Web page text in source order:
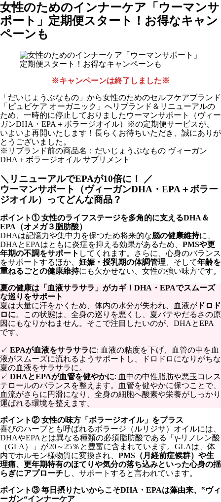
女性のためのインナーケア「ウーマンサ
ポート」定期便スタート！お得なキャン
ペーンも
※キャンペーンは終了しました※
「だいじょうぶなもの」から女性のためのセルフケアブランド
「ピュビケア オーガニック」へリブランド＆リニューアルの
ため、一時的に停止しておりましたウーマンサポート（ヴィー
ガンDHA・EPA＋ボラージオイル）※の定期便サービスが、
いよいよ再開いたします！長らくお待ちいただき、誠にありが
とうございました。
※リブランド前の商品名：だいじょうぶなもの ヴィーガン
DHA＋ボラージオイル サプリメント
＼リニューアルでEPAが10倍に！ ／
ウーマンサポート（ヴィーガンDHA・EPA＋ボラー
ジオイル）ってどんな商品？
ポイント① 女性のライフステージを多角的に支えるDHA＆
EPA（オメガ３脂肪酸）
DHAは記憶力や集中力を保つため将来的な脳の健康維持に、
DHAとEPAはともに炎症を抑える効果があるため、 PMSや更
年期の不調をサポート してくれます。さらに、心身のバランス
をサポートするほか、 妊娠・授乳期の体調管理 、そして年齢を
重ねるごとの健康維持にも欠かせない、女性の強い味方です。
夏の健康は「血液サラサラ」がカギ！DHA・EPAでスムーズ
な巡りをサポート
夏は大量に汗をかくため、体内の水分が失われ、血液が ドロド
ロに。この状態は、全身の巡りを悪くし、夏バテやだるさの原
因にもなりかねません。そこで注目したいのが、DHAとEPA
です。
✓ EPAが血液をサラサラに: 血液の粘度を下げ、血管の中を血
液がスムーズに流れるようサポートし、ドロドロになりがちな
夏の血液をサラサラに。
✓ DHAとEPAが血管を健やかに: 血中の中性脂肪や悪玉コレス
テロールのバランスを整えます。血管を健やかに保つことで、
血流がさらに円滑になり、全身の細胞へ酸素や栄養がしっかり
運ばれる環境を整えます。
ポイント② 女性の味方「ボラージオイル」をプラス
喜びのハーブとも呼ばれるボラージ（ルリジサ）オイルには、
DHAやEPAとは異なる種類の必須脂肪酸である「γ-リノレン酸
（GLA）」が20～25％と豊富に含まれています。GLAは、体
内でホルモン様物質に変換され、 PMS（月経前症候群）や生
理痛、更年期特有のほてりや気分の落ち込みといった心身の揺
らぎにアプローチし、サポートすると言われています。
ポイント③ 毎日摂りたいからこそDHA・EPAは藻由来、‟ヴィ
ーガン“インナーケア